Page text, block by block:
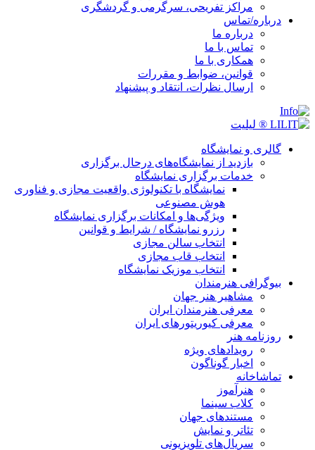
مراکز تفریحی، سرگرمی و گردشگری
درباره/تماس
درباره ما
تماس با ما
همکاری با ما
قوانین، ضوابط و مقررات
ارسال نظرات، انتقاد و پیشنهاد
گالری و نمایشگاه
بازدید از نمایشگاه‌های درحال برگزاری
خدمات برگزاری نمایشگاه
نمایشگاه با تکنولوژی واقعیت مجازی و فناوری
هوش مصنوعی
ویژگی‌ها و امکانات برگزاری نمایشگاه
رزرو نمایشگاه / شرایط و قوانین
انتخاب سالن مجازی
انتخاب قاب مجازی
انتخاب موزیک نمایشگاه
بیوگرافی هنرمندان
مشاهیر هنر جهان
معرفی هنرمندان ایران
معرفی کیوریتورهای ایران
روزنامه هنر
رویدادهای ویژه
اخبار گوناگون
تماشاخانه
هنرآموز
کلاب سینما
مستندهای جهان
تئاتر و نمایش
سریال‌های تلویزیونی